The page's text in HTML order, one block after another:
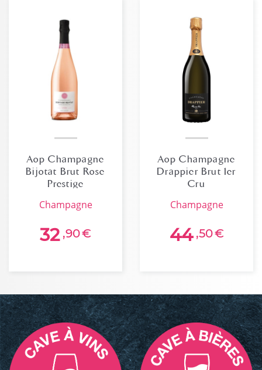
Aop Champagne
Bijotat Brut Rose
Prestige
champagne
32 ,90€
Aop Champagne
Drappier Brut 1er
Cru
champagne
44 ,50€